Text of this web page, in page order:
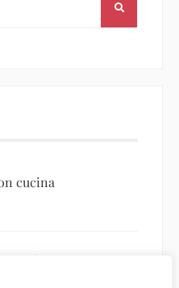
cucina
storica Taverna